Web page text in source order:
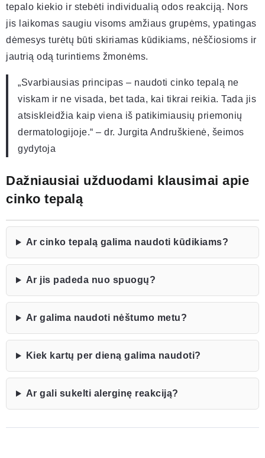
tepalo kiekio ir stebėti individualią odos reakciją. Nors
jis laikomas saugiu visoms amžiaus grupėms, ypatingas
dėmesys turėtų būti skiriamas kūdikiams, nėščiosioms ir
jautrią odą turintiems žmonėms.
„Svarbiausias principas – naudoti cinko tepalą ne
viskam ir ne visada, bet tada, kai tikrai reikia. Tada jis
atsiskleidžia kaip viena iš patikimiausių priemonių
dermatologijoje.“ – dr. Jurgita Andruškienė, šeimos
gydytoja
Dažniausiai užduodami klausimai apie
cinko tepalą
Ar cinko tepalą galima naudoti kūdikiams?
Ar jis padeda nuo spuogų?
Ar galima naudoti nėštumo metu?
Kiek kartų per dieną galima naudoti?
Ar gali sukelti alerginę reakciją?